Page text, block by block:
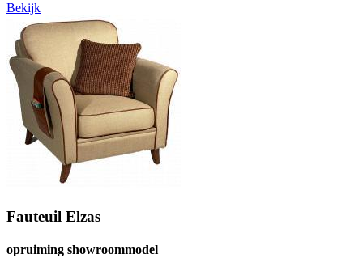
Bekijk
Fauteuil Elzas
opruiming showroommodel